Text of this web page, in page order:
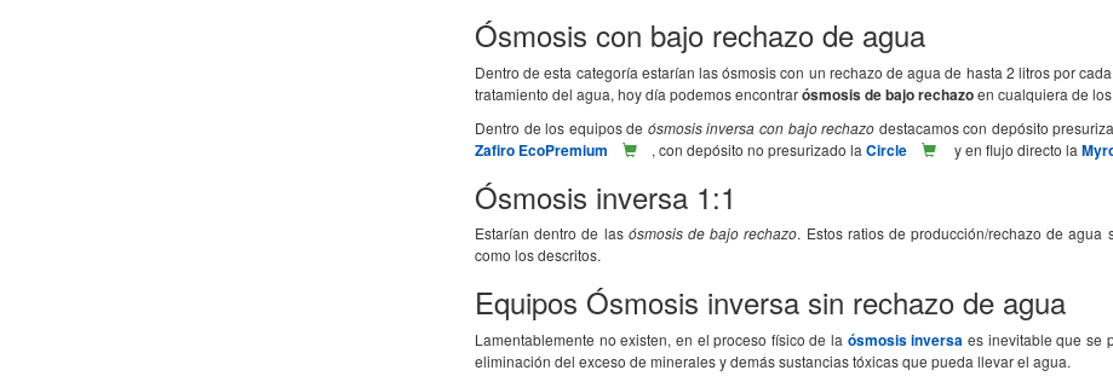
Ósmosis con bajo rechazo de agua
Dentro de esta categoría estarían las ósmosis con un rechazo de agua de hasta 2 litros por
tratamiento del agua, hoy día podemos encontrarósmosis de bajo rechazoen cualquiera de
Dentro de los equipos de ósmosis inversa con bajo rechazo destacamos con depósito
Zafiro EcoPremium , con depósito no presurizado la Circle y en flujo directo la
Ósmosis inversa 1:1
Estarían dentro de las ósmosis de bajo rechazo. Estos ratios de producción/rechazo de
como los descritos.
Equipos Ósmosis inversa sin rechazo de agua
Lamentablemente no existen, en el proceso físico de la ósmosis inversa es inevitable que se
eliminación del exceso de minerales y demás sustancias tóxicas que pueda llevar el agua.